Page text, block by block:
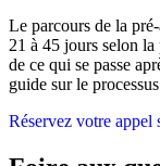
Le parcours de la
21 à 45 jours selon
de ce qui se passe
guide sur le
Réservez votre appel